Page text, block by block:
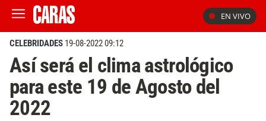
EN VIVO
CELEBRIDADES 19-08-2022 09:12
Así será el clima astrológico
para este 19 de Agosto del
2022